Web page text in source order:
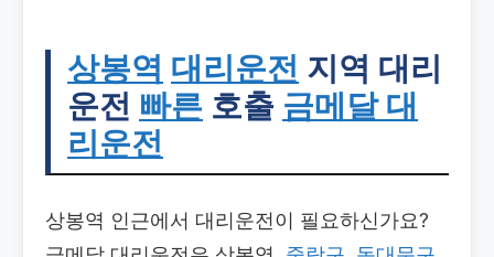
상봉역 대리운전 지역 대리
운전 빠른 호출 금메달 대
리운전
상봉역 인근에서 대리운전이 필요하신가요?